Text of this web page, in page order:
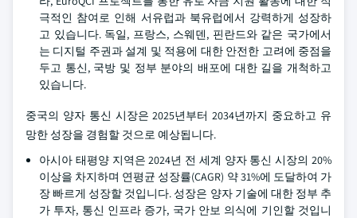
극적인 참여로 인해 서유럽과 북유럽에서 강력하게 성장하
고 있습니다. 독일, 프랑스, 스웨덴, 핀란드와 같은 국가에서
는 디지털 주권과 설계 및 적용에 대한 안전한 고려에 중점을
두고 통신, 국방 및 정부 분야의 배포에 대한 길을 개척하고
있습니다.
중국의 양자 통신 시장은 2025년부터 2034년까지 중요하고 유
망한 성장을 경험할 것으로 예상됩니다.
아시아 태평양 지역은 2024년 전 세계 양자 통신 시장의 20%
이상을 차지하며 연평균 성장률(CAGR) 약 31%에 도달하여 가
장 빠르게 성장할 것입니다. 성장은 양자 기술에 대한 정부 추
가 투자, 통신 인프라 증가, 국가 안보 의식에 기인할 것입니